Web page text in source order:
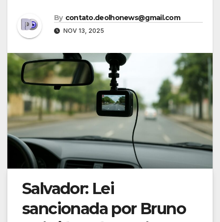
By contato.deolhonews@gmail.com
NOV 13, 2025
Salvador: Lei
sancionada por Bruno